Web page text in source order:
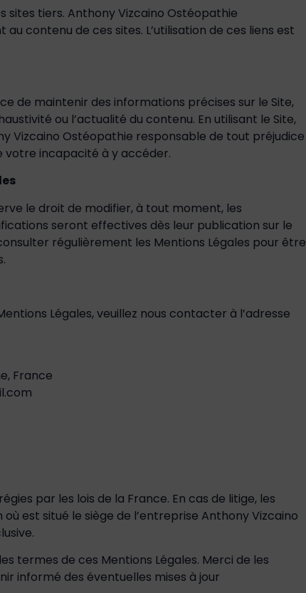
sites tiers. Anthony Vizcaino Ostéopathie
contenu de ces sites. L’utilisation de ces liens est
de maintenir des informations précises sur le Site,
ou l’actualité du contenu. En utilisant le Site,
Vizcaino Ostéopathie responsable de tout préjudice
votre incapacité à y accéder.
le droit de modifier, à tout moment, les
seront effectives dès leur publication sur le
régulièrement les Mentions Légales pour être
Légales, veuillez nous contacter à l’adresse
France
par les lois de la France. En cas de litige, les
est situé le siège de l’entreprise Anthony Vizcaino
termes de ces Mentions Légales. Merci de les
informé des éventuelles mises à jour